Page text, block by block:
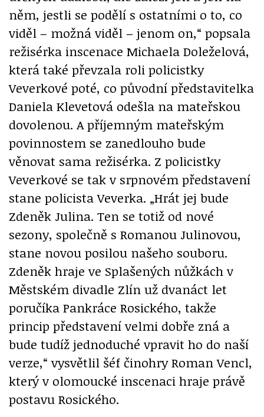
něm, jestli se podělí s ostatními o to, co
viděl – možná viděl – jenom on,“ popsala
režisérka inscenace Michaela Doleželová,
která také převzala roli policistky
Veverkové poté, co původní představitelka
Daniela Klevetová odešla na mateřskou
dovolenou. A příjemným mateřským
povinnostem se zanedlouho bude
věnovat sama režisérka. Z policistky
Veverkové se tak v srpnovém představení
stane policista Veverka. „Hrát jej bude
Zdeněk Julina. Ten se totiž od nové
sezony, společně s Romanou Julinovou,
stane novou posilou našeho souboru.
Zdeněk hraje ve Splašených nůžkách v
Městském divadle Zlín už dvanáct let
poručíka Pankráce Rosického, takže
princip představení velmi dobře zná a
bude tudíž jednoduché vpravit ho do naší
verze,“ vysvětlil šéf činohry Roman Vencl,
který v olomoucké inscenaci hraje právě
postavu Rosického.